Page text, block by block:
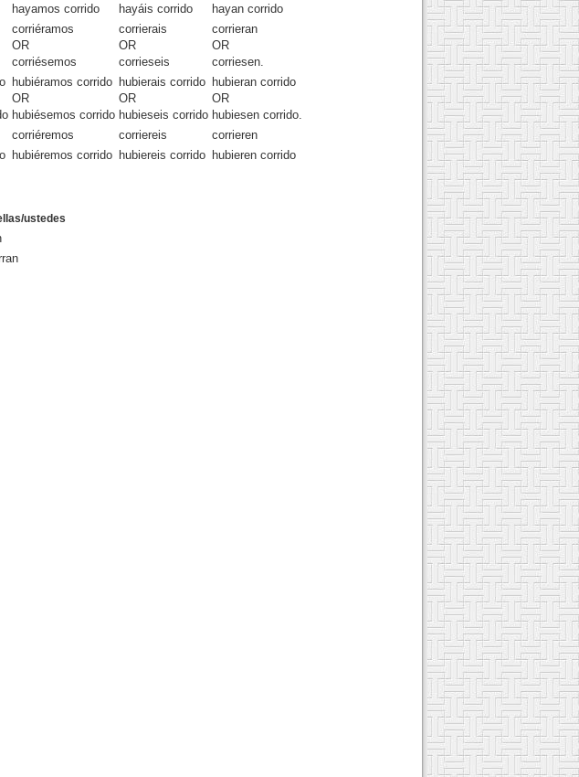
hayamos corrido hayáis corrido hayan corrido
corriéramos
OR
corriésemos
corrierais
OR
corrieseis
corrieran
OR
corriesen.
hubiéramos corrido
OR
hubiésemos corrido
hubierais corrido
OR
hubieseis corrido
hubieran corrido
OR
hubiesen corrido.
corriéremos corriereis
corrieren
hubiéremos corrido hubiereis corrido hubieren corrido
ustedes